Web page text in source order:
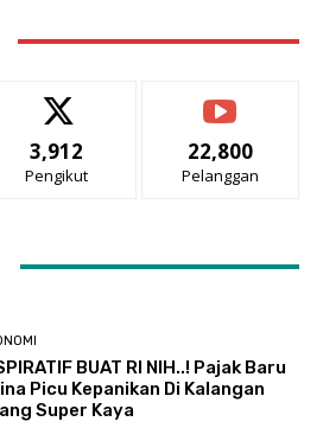
3,912
Pengikut
22,800
Pelanggan
BUAT RI NIH..! Pajak Baru
Picu Kepanikan Di Kalangan
Super Kaya